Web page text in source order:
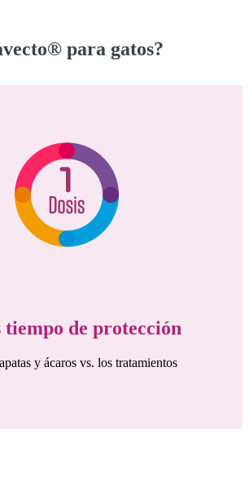
para gatos?
tiempo de protección
y ácaros vs. los tratamientos